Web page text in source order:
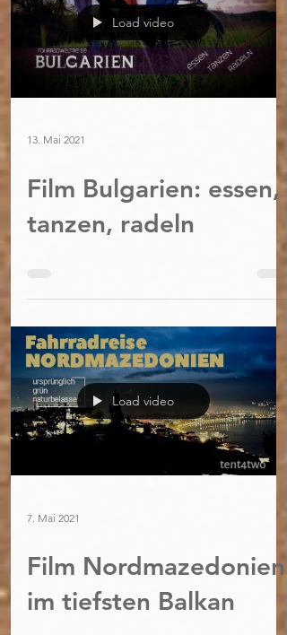
Load video
13. Mai 2021
Film Bulgarien: essen,
tanzen, radeln
Load video
7. Mai 2021
Film Nordmazedonien:
im tiefsten Balkan